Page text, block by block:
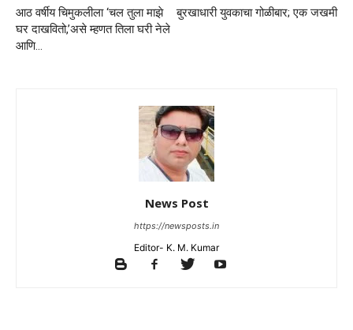
आठ वर्षीय चिमुकलीला ‘चल तुला माझे
घर दाखवितो,’असे म्हणत तिला घरी नेले
आणि…
बुरखाधारी युवकाचा गोळीबार; एक जखमी
News Post
https://newsposts.in
Editor- K. M. Kumar